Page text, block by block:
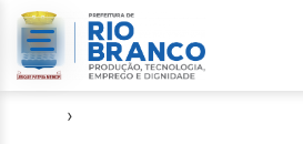
›